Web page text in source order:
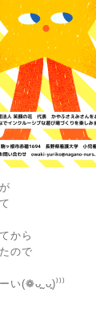
から
ので
い(❁ᴗ͈ˬᴗ͈)⁾⁾⁾